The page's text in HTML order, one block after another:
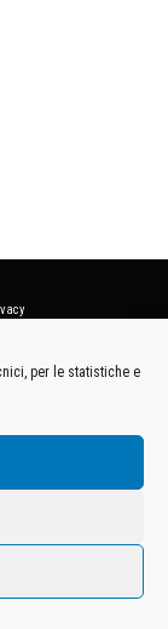
per le statistiche e
- R.E.A. MB-1370021 -
SA, Villeneuve